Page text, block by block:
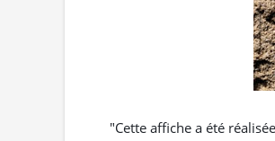
"Cette affiche a été